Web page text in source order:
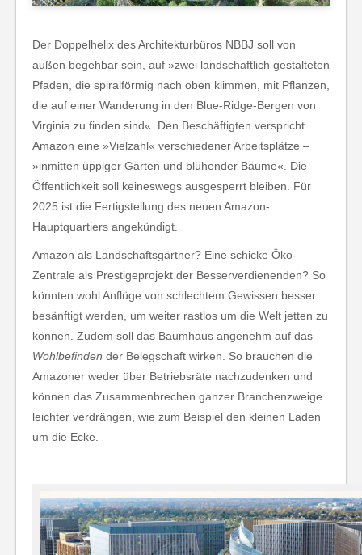
Der Doppelhelix des Architekturbüros NBBJ soll von
außen begehbar sein, auf »zwei landschaftlich gestalteten
Pfaden, die spiralförmig nach oben klimmen, mit Pflanzen,
die auf einer Wanderung in den Blue-Ridge-Bergen von
Virginia zu finden sind«. Den Beschäftigten verspricht
Amazon eine »Vielzahl« verschiedener Arbeitsplätze –
»inmitten üppiger Gärten und blühender Bäume«. Die
Öffentlichkeit soll keineswegs ausgesperrt bleiben. Für
2025 ist die Fertigstellung des neuen Amazon-
Hauptquartiers angekündigt.
Amazon als Landschaftsgärtner? Eine schicke Öko-
Zentrale als Prestigeprojekt der Besserverdienenden? So
könnten wohl Anflüge von schlechtem Gewissen besser
besänftigt werden, um weiter rastlos um die Welt jetten zu
können. Zudem soll das Baumhaus angenehm auf das
Wohlbefinden der Belegschaft wirken. So brauchen die
Amazoner weder über Betriebsräte nachzudenken und
können das Zusammenbrechen ganzer Branchenzweige
leichter verdrängen, wie zum Beispiel den kleinen Laden
um die Ecke.